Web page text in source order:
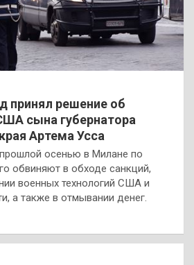
принял решение об
сына губернатора
Артема Усса
осенью в Милане по
обвиняют в обходе санкций,
военных технологий США и
а также в отмывании денег.